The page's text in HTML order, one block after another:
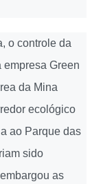
o controle da
Green
da Mina
ecológico
ao Parque das
sido
as